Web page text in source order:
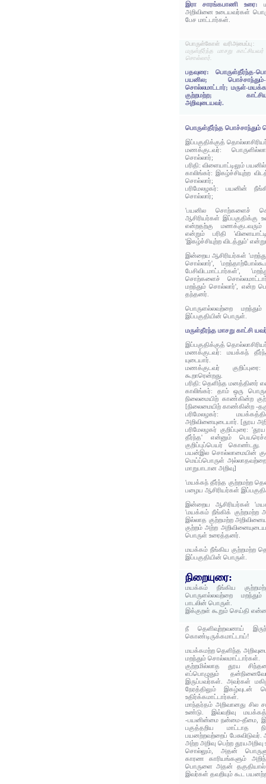
இரா சாரங்கபாணி உரை:
அறிவினை உடையவர்கள்
பேச மாட்டார்கள்.
பொருள்கோள் வரிஅமைப்பு:
மருள்தீர்ந்த மாசறு
சொல்லார்.
பதவுரை: பொருள்தீர்ந்த-
பயனில;
சொல்லமாட்டார்; மருள்-
குற்றமற்ற;
அறிவுடையவர்.
பொருள்தீர்ந்த பொச்சாந்தும்
இப்பகுதிக்குத்
மணக்குடவர்:
சொல்லார்;
பரிதி: விளையாட்டிலும்
காலிங்கர்: இகழ்ச்சியுற்ற
சொல்லார்;
பரிமேலழகர்: பயனின்
சொல்லார்;
'பயனில சொற்களைச்
ஆசிரியர்கள் இப்பகுதிக்கு
என்றதற்கு மணக்குடவரும்
என்றும் பரிதி
'இகழ்ச்சியுற்ற விடத்தும்'
இன்றைய ஆசிரியர்கள்
சொல்லார்',
பேசிவிடமாட்டார்கள்',
சொற்களைச்
மறந்தும் சொல்லார்', என்ற
தந்தனர்.
பொருளல்லவற்றை
இப்பகுதியின் பொருள்.
மருள்தீரந்த மாசறு காட்சி
இப்பகுதிக்குத்
மணக்குடவர்: மயக்கந்
யுடையார்.
மணக்குடவர்
கூறாரென்றது.
பரிதி: தெளிந்த மனத்தினர்
காலிங்கர்: தாம் ஒரு
நிலைமையிற் காண்கின்ற
[நிலைமையிற் காண்கின்ற -
பரிமேலழகர்:
அறிவினையுடையார். [தூய
பரிமேலழகர் குறிப்புரை:
தீர்ந்த' என்னும்
குறிப்புப்பெயர்
பயன்இல சொல்லாமையின்
மெய்ப்பொருள் அல்லாதவற்றை
மாறுபாடான அறிவு]
'மயக்கந் தீர்ந்த குற்றமற்ற
பழைய ஆசிரியர்கள்
இன்றைய ஆசிரியர்கள்
'மயக்கம் நீங்கிக் குற்றமற்ற
இல்லாத குற்றமற்ற
குற்றம் அற்ற
பொருள் உரைத்தனர்.
மயக்கம் நீங்கிய குற்றமற்ற
இப்பகுதியின் பொருள்.
நிறையுரை:
மயக்கம் நீங்கிய
பொருளல்லவற்றை
பாடலின் பொருள்.
இக்குறள் கூறும் செய்தி
நீ தெளிவுற்றவனாய்
கொண்டிருக்கமாட்டாய்!
மயக்கமற்ற தெளிந்த
மறந்தும் சொல்லமாட்டார்கள்.
குற்றமில்லாத தூய
எப்பொழுதும்
இருப்பவர்கள். அவர்கள்
நேரத்திலும் இகழ்வுடன்
உதிர்க்கமாட்டார்கள்.
மாந்தர்தம் அறிவானது சில
உண்டு. இவ்வறிவு
-பயனின்மை நன்மை-தீமை,
பகுத்தறிய மாட்டாத
பயனற்றவற்றைப் பேசுவிடுவர்.
அற்ற அறிவு பெற்ற
சொல்லும், அதன்
காரண காரியங்களும்
பொருளை அதன் தகுதியால்
இவர்கள் தவறியும் கூட